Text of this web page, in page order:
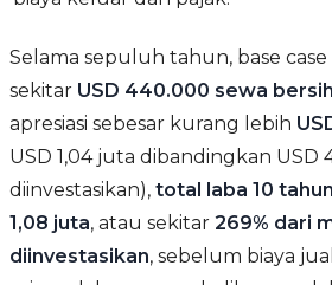
Selama sepuluh tahun, base
sekitar USD 440.000 sewa
apresiasi sebesar kurang lebih
USD 1,04 juta dibandingkan USD
diinvestasikan), total laba 10
1,08 juta, atau sekitar 269% dari
diinvestasikan, sebelum biaya